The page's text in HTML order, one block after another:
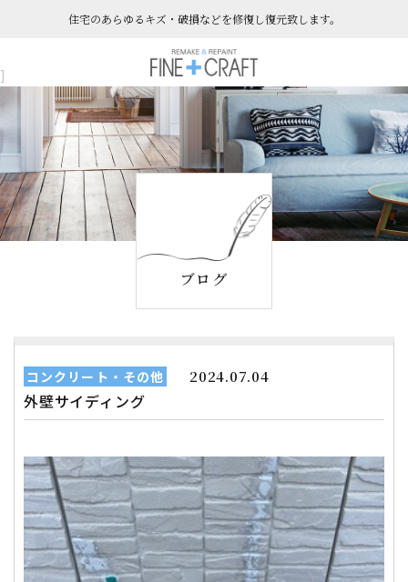
]
住宅のあらゆるキズ・破損などを​​​​​​​修復し復元致します。
ブログ
コンクリート・その他 2024.07.04
外壁サイディング